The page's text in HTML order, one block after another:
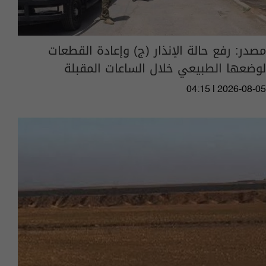
مصدر: رفع حالة الإنذار (ج) وإعادة القطعات
لوضعها الطبيعي خلال الساعات المقبلة
04:15 | 2026-08-05